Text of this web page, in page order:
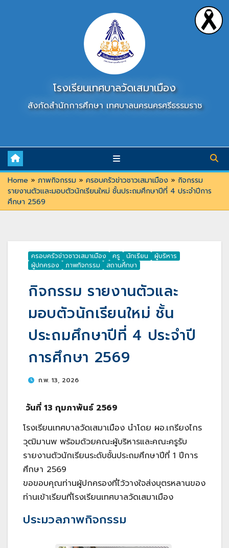
โรงเรียนเทศบาลวัดเสมาเมือง
สังกัดสำนักการศึกษา เทศบาลนครนครศรีธรรมราช
Home » ภาพกิจกรรม » ครอบครัวข่าวชาวเสมาเมือง » กิจกรรม
รายงานตัวและมอบตัวนักเรียนใหม่ ชั้นประถมศึกษาปีที่ 4 ประจำปีการ
ศึกษา 2569
ครอบครัวข่าวชาวเสมาเมือง ครู นักเรียน
ผู้บริหาร
ผู้ปกครอง
ภาพกิจกรรม สถานศึกษา
กิจกรรม รายงานตัวและ
มอบตัวนักเรียนใหม่ ชั้น
ประถมศึกษาปีที่ 4 ประจำปี
การศึกษา 2569
ก.พ. 13, 2026
วันที่ 13 กุมภาพันธ์ 2569
โรงเรียนเทศบาลวัดเสมาเมือง นำโดย ผอ.เกรียงไกร
วุฒิมานพ พร้อมด้วยคณะผู้บริหารและคณะครูรับ
รายงานตัวนักเรียนระดับชั้นประถมศึกษาปีที่ 1 ปีการ
ศึกษา 2569
ขอขอบคุณท่านผู้ปกครองที่ไว้วางใจส่งบุตรหลานของ
ท่านเข้าเรียนที่โรงเรียนเทศบาลวัดเสมาเมือง
ประมวลภาพกิจกรรม